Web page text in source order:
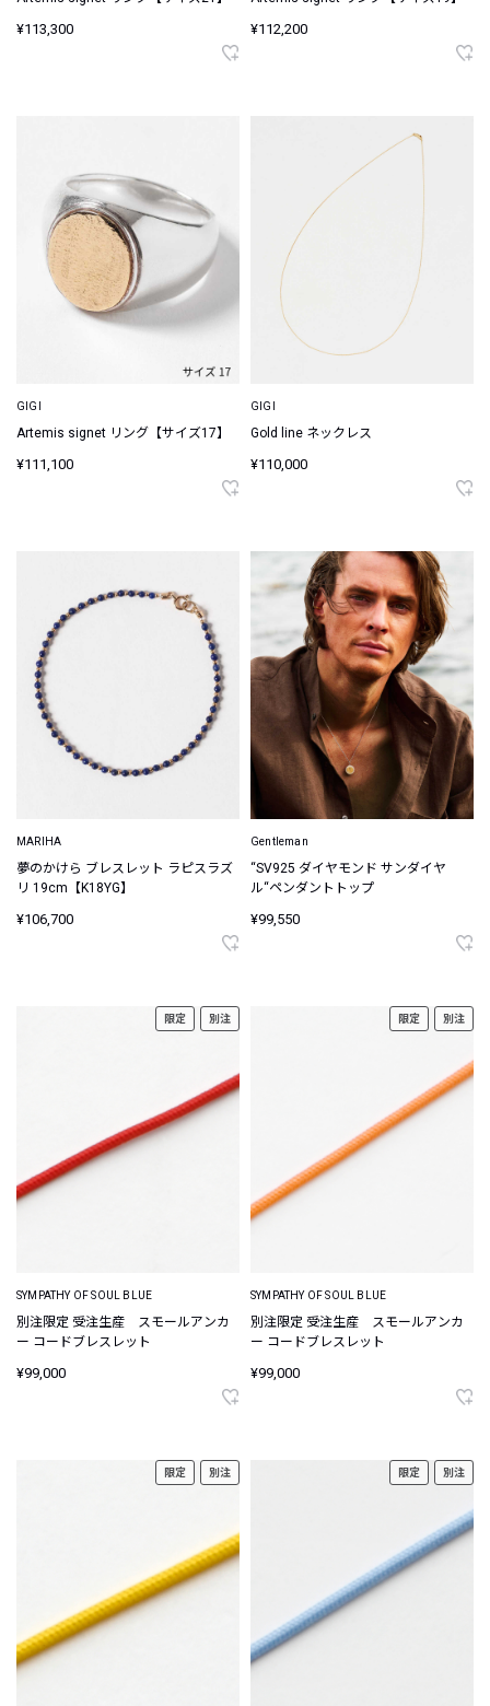
¥113,300 ¥112,200
GIGI
Artemis signet リング【サイズ17】
¥111,100
GIGI
Gold line ネックレス
¥110,000
MARIHA
夢のかけら ブレスレット ラピスラズ
リ 19cm【K18YG】
¥106,700
Gentleman
“SV925 ダイヤモンド サンダイヤ
ル“ペンダントトップ
¥99,550
限定 別注
SYMPATHY OF SOUL BLUE
別注限定 受注生産 スモールアンカ
ー コードブレスレット
¥99,000
限定 別注
SYMPATHY OF SOUL BLUE
別注限定 受注生産 スモールアンカ
ー コードブレスレット
¥99,000
限定 別注 限定 別注